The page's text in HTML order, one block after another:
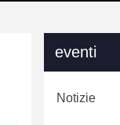
eventi
Notizie